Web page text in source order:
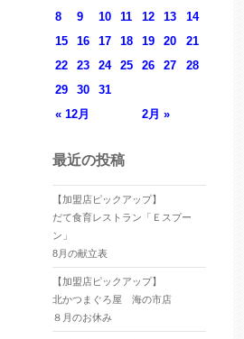
« 12月 2月 »
8
9 10 11 12 13
14
15
16 17 18 19 20
21
22
23 24 25 26 27
28
29
30 31
最近の投稿
【加盟店ピックアップ】
だて食育レストラン「Ｅスプー
ン」
8月の献立表
【加盟店ピックアップ】
北かつまぐろ屋 海の市店
８月のお休み